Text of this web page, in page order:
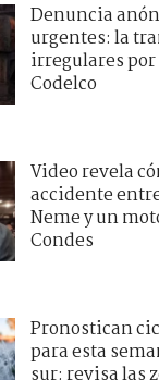
Denuncia
urgentes: la
irregulares
Codelco
Video revela
accidente
Neme y un
Condes
Pronostican
para esta